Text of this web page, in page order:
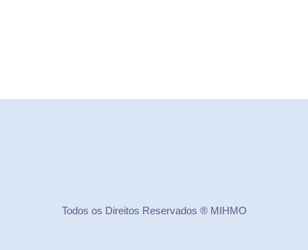
Todos os Direitos Reservados ® MIHMO